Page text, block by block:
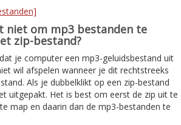
niet om mp3 bestanden te
zip-bestand?
je computer een mp3-geluidsbestand uit
wil afspelen wanneer je dit rechtstreeks
Als je dubbelklikt op een zip-bestand
uitgepakt. Het is best om eerst de zip uit te
map en daarin dan de mp3-bestanden te